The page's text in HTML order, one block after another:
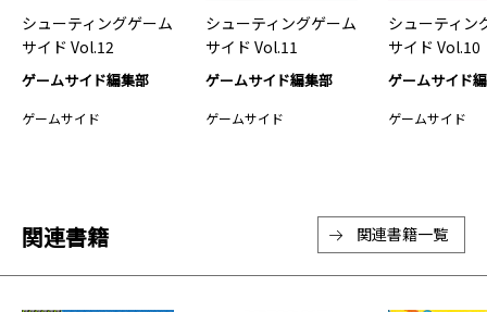
シューティングゲーム
サイド Vol.12
ゲームサイド編集部
ゲームサイド
シューティングゲーム
サイド Vol.11
ゲームサイド編集部
ゲームサイド
シューティン
サイド Vol.10
ゲームサイド
ゲームサイド
関連書籍 関連書籍一覧